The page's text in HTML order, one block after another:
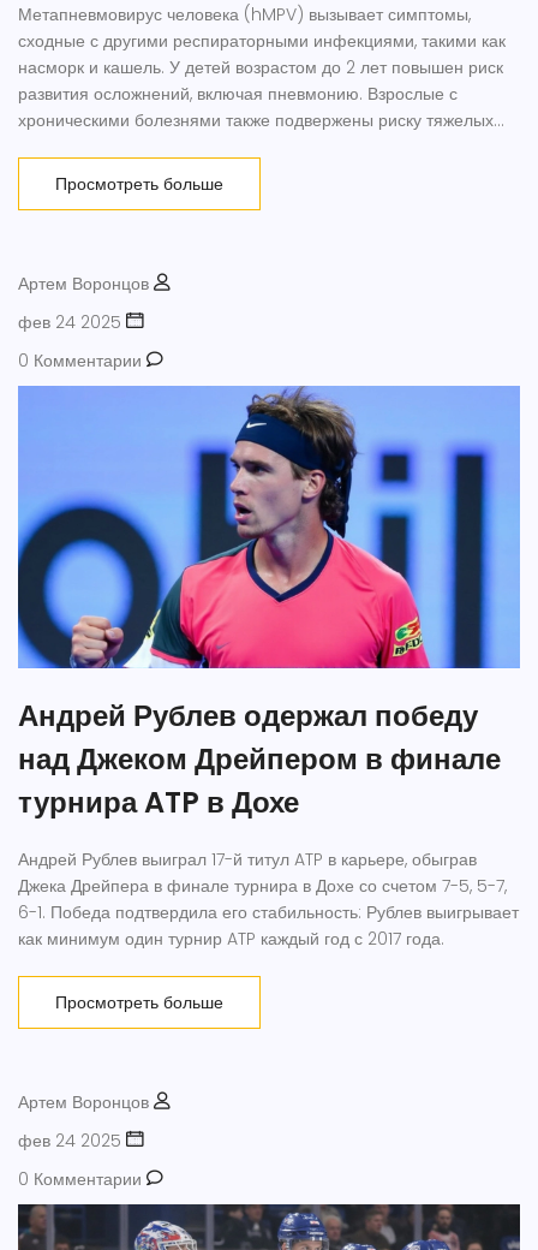
Метапневмовирус человека (hMPV) вызывает симптомы,
сходные с другими респираторными инфекциями, такими как
насморк и кашель. У детей возрастом до 2 лет повышен риск
развития осложнений, включая пневмонию. Взрослые с
хроническими болезнями также подвержены риску тяжелых
путем, поражая людей ежегодными сезонными вспышками.
Просмотреть больше
Артем Воронцов
фев 24 2025
0 Комментарии
Андрей Рублев одержал победу
над Джеком Дрейпером в финале
турнира ATP в Дохе
Андрей Рублев выиграл 17-й титул ATP в карьере, обыграв
Джека Дрейпера в финале турнира в Дохе со счетом 7-5, 5-7,
6-1. Победа подтвердила его стабильность: Рублев выигрывает
как минимум один турнир ATP каждый год с 2017 года.
Просмотреть больше
Артем Воронцов
фев 24 2025
0 Комментарии